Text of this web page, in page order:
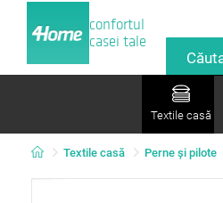
confortul
casei tale
Textile casă
Textile casă Perne şi pilote